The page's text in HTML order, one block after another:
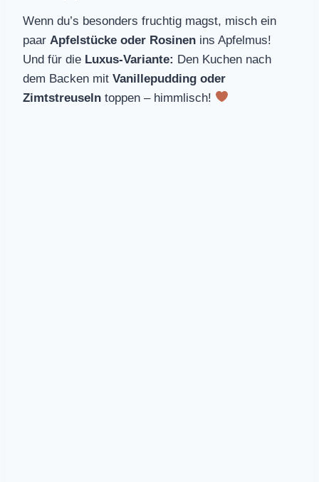
Wenn du’s besonders fruchtig magst, misch ein
paar Apfelstücke oder Rosinen ins Apfelmus!
Und für die Luxus-Variante: Den Kuchen nach
dem Backen mit Vanillepudding oder
Zimtstreuseln toppen – himmlisch!